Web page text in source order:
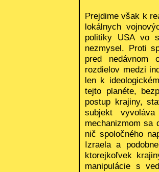
Prejdime však k
lokálnych
politiky USA vo
nezmysel. Proti
pred nedávnom
rozdielov medzi
len k
tejto planéte,
postup krajiny,
subjekt
mechanizmom sa
nič spoločného
Izraela a
ktorejkoľvek
manipulácie s